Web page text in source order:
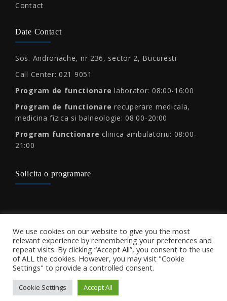
Contact
Date Contact
Sos. Andronache, nr 236, sector 2, Bucuresti
Call Center: 021 9051
Program de functionare laborator: 08:00-16:00
Program de functionare recuperare medicala,
medicina fizica si balneologie: 08:00-20:00
Program functionare clinica ambulatoriu: 08:00-
21:00
Solicita o programare
Protectia consumatorului
Copyright 2026 L.E.M. Medicine - Site by
We use cookies on our website to give you the most
relevant experience by remembering your preferences and
repeat visits. By clicking “Accept All”, you consent to the use
of ALL the cookies. However, you may visit "Cookie
Settings" to provide a controlled consent.
Cookie Settings Accept All